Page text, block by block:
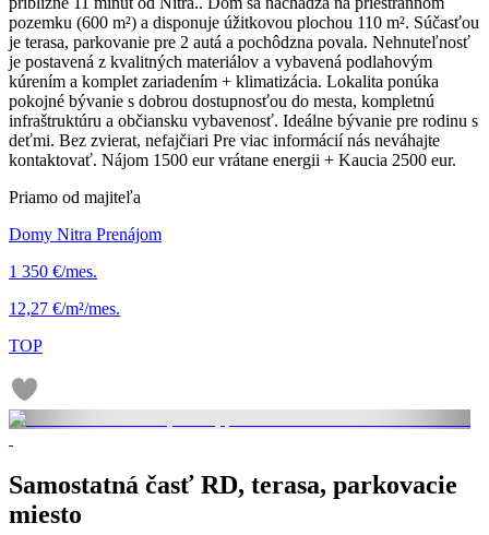
pozemku (600 m²) a disponuje úžitkovou plochou 110 m². Súčasťou
je terasa, parkovanie pre 2 autá a pochôdzna povala. Nehnuteľnosť
je postavená z kvalitných materiálov a vybavená podlahovým
kúrením a komplet zariadením + klimatizácia. Lokalita ponúka
pokojné bývanie s dobrou dostupnosťou do mesta, kompletnú
infraštruktúru a občiansku vybavenosť. Ideálne bývanie pre rodinu s
deťmi. Bez zvierat, nefajčiari Pre viac informácií nás neváhajte
kontaktovať. Nájom 1500 eur vrátane energii + Kaucia 2500 eur.
Priamo od majiteľa
Domy Nitra Prenájom
1 350 €/mes.
12,27 €/m²/mes.
TOP
Samostatná časť RD, terasa, parkovacie
miesto